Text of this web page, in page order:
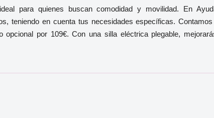
para quienes buscan comodidad y movilidad. En
teniendo en cuenta tus necesidades específicas.
opcional por 109€. Con una silla eléctrica plegable,